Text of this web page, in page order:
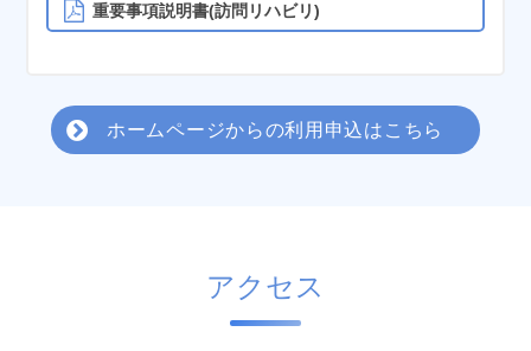
重要事項説明書(訪問リハビリ)
ホームページからの利用申込はこちら
アクセス